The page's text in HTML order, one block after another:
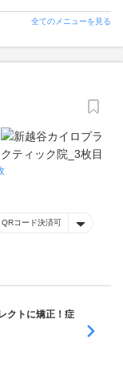
全てのメニューを見る
QRコード決済可
クトに矯正！症